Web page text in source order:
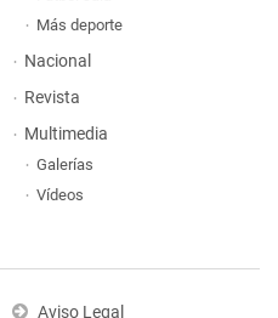
Más deporte
Nacional
Revista
Multimedia
Galerías
Vídeos
Aviso Legal